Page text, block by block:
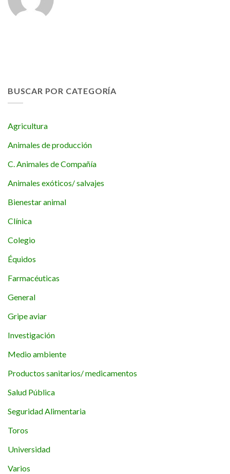
BUSCAR POR CATEGORÍA
Agricultura
Animales de producción
C. Animales de Compañía
Animales exóticos/ salvajes
Bienestar animal
Clínica
Colegio
Équidos
Farmacéuticas
General
Gripe aviar
Investigación
Medio ambiente
Productos sanitarios/ medicamentos
Salud Pública
Seguridad Alimentaria
Toros
Universidad
Varios